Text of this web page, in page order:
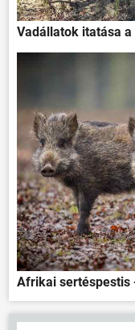
Vadállatok itatása
Afrikai sertéspestis